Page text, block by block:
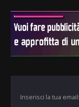
Inserisci la tua email: